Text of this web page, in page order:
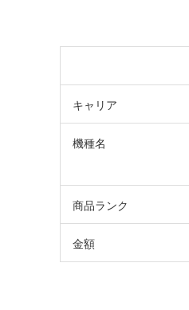
キャリア
機種名
商品ランク
金額